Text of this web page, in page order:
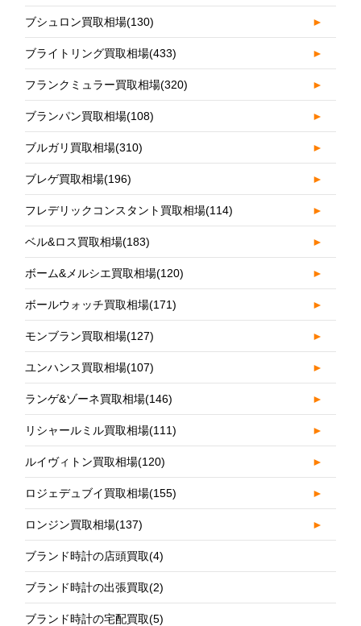
ブシュロン買取相場(130) ►
ブライトリング買取相場(433) ►
フランクミュラー買取相場(320) ►
ブランパン買取相場(108) ►
ブルガリ買取相場(310) ►
ブレゲ買取相場(196) ►
フレデリックコンスタント買取相場(114) ►
ベル&ロス買取相場(183) ►
ボーム&メルシエ買取相場(120) ►
ボールウォッチ買取相場(171) ►
モンブラン買取相場(127) ►
ユンハンス買取相場(107) ►
ランゲ&ゾーネ買取相場(146) ►
リシャールミル買取相場(111) ►
ルイヴィトン買取相場(120) ►
ロジェデュブイ買取相場(155) ►
ロンジン買取相場(137) ►
ブランド時計の店頭買取(4)
ブランド時計の出張買取(2)
ブランド時計の宅配買取(5)